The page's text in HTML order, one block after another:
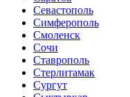
Севастополь
Симферополь
Смоленск
Сочи
Ставрополь
Стерлитамак
Сургут